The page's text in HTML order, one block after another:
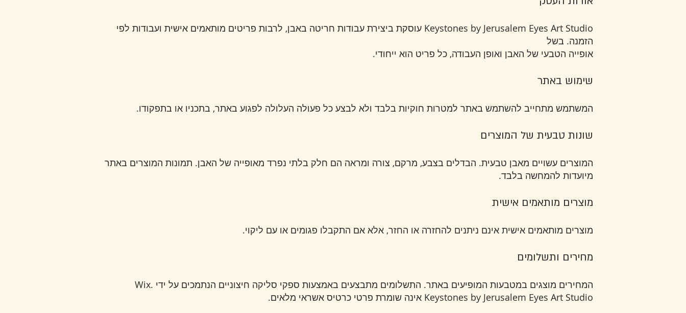
Keystones by Jerusalem Eyes Art Studio עוסקת ביצירת עבודות חריטה באבן, לרבות פריטים מותאמים אישית ועבודות לפי
הזמנה. בשל
אופייה הטבעי של האבן ואופן העבודה, כל פריט הוא ייחודי.
שימוש באתר
המשתמש מתחייב להשתמש באתר למטרות חוקיות בלבד ולא לבצע כל פעולה העלולה לפגוע באתר, בתכניו או בתפקודו.
שונות טבעית של המוצרים
המוצרים עשויים מאבן טבעית. הבדלים בצבע, מרקם, צורה ומראה הם חלק בלתי נפרד מאופייה של האבן. תמונות המוצרים באתר
מיועדות להמחשה בלבד.
מוצרים מותאמים אישית
מוצרים מותאמים אישית אינם ניתנים להחזרה או החזר, אלא אם התקבלו פגומים או עם ליקוי.
מחירים ותשלומים
המחירים מוצגים במטבעות המופיעים באתר. התשלומים מתבצעים באמצעות ספקי סליקה חיצוניים הנתמכים על ידי Wix.
Keystones by Jerusalem Eyes Art Studio אינה שומרת פרטי כרטיס אשראי מלאים.